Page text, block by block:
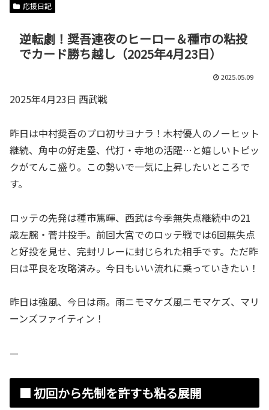
応援日記
逆転劇！奨吾連夜のヒーロー＆種市の粘投
でカード勝ち越し（2025年4月23日）
2025.05.09
2025年4月23日 西武戦
昨日は中村奨吾のプロ初サヨナラ！木村優人のノーヒット
継続、角中の好走塁、代打・寺地の活躍…と嬉しいトピッ
クがてんこ盛り。この勢いで一気に上昇したいところで
す。
ロッテの先発は種市篤暉、西武は今季無失点継続中の21
歳左腕・菅井投手。前回大宮でのロッテ戦では6回無失点
と好投を見せ、完封リレーに封じられた相手です。ただ昨
日は平良を攻略済み。今日もいい流れに乗っていきたい！
昨日は強風、今日は雨。雨ニモマケズ風ニモマケズ、マリ
ーンズファイティン！
—
■ 初回から先制を許すも粘る展開